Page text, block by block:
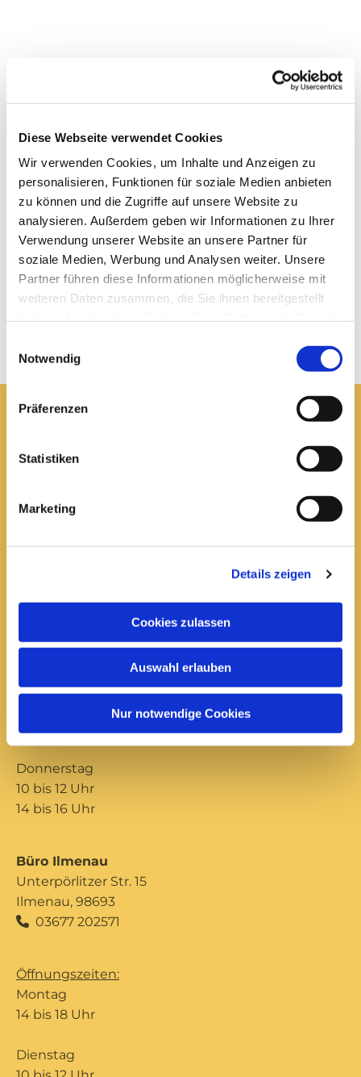
Diese Webseite verwendet Cookies
Wir verwenden Cookies, um Inhalte und Anzeigen zu
personalisieren, Funktionen für soziale Medien anbieten
zu können und die Zugriffe auf unsere Website zu
analysieren. Außerdem geben wir Informationen zu Ihrer
Verwendung unserer Website an unsere Partner für
soziale Medien, Werbung und Analysen weiter. Unsere
Partner führen diese Informationen möglicherweise mit
weiteren Daten zusammen, die Sie ihnen bereitgestellt
Notwendig
Präferenzen
Statistiken
Marketing
Details zeigen
Cookies zulassen
Auswahl erlauben
Nur notwendige Cookies
Mittwoch
14 bis 16 Uhr
Donnerstag
10 bis 12 Uhr
14 bis 16 Uhr
Büro Ilmenau
Unterpörlitzer Str. 15
Ilmenau, 98693
 03677 202571
Öffnungszeiten:
Montag
14 bis 18 Uhr
Dienstag